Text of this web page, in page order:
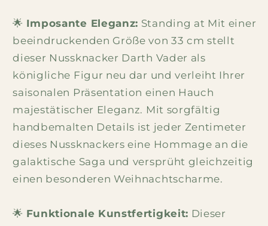
🌟 Imposante Eleganz: Standing at Mit einer
beeindruckenden Größe von 33 cm stellt
dieser Nussknacker Darth Vader als
königliche Figur neu dar und verleiht Ihrer
saisonalen Präsentation einen Hauch
majestätischer Eleganz. Mit sorgfältig
handbemalten Details ist jeder Zentimeter
dieses Nussknackers eine Hommage an die
galaktische Saga und versprüht gleichzeitig
einen besonderen Weihnachtscharme.
🌟 Funktionale Kunstfertigkeit: Dieser